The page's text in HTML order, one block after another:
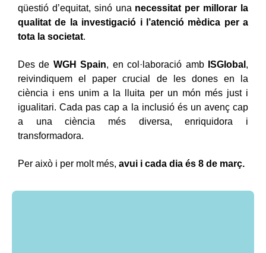
qüestió d’equitat, sinó una necessitat per millorar la
qualitat de la investigació i l’atenció mèdica per a
tota la societat.
Des de WGH Spain, en col·laboració amb ISGlobal ,
reivindiquem el paper crucial de les dones en la
ciència i ens unim a la lluita per un món més just i
igualitari. Cada pas cap a la inclusió és un avenç cap
a una ciència més diversa, enriquidora i
transformadora.
Per això i per molt més, avui i cada dia és 8 de març.